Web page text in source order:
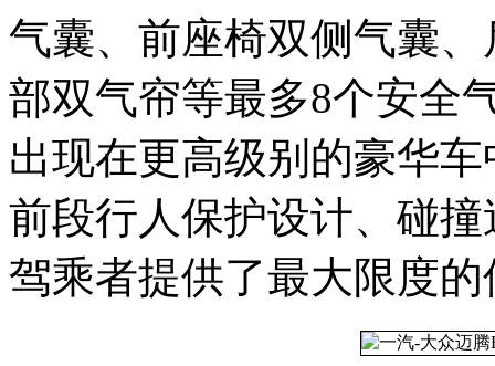
气囊、前座椅双侧气囊
部双气帘等最多8个安全
出现在更高级别的豪华
前段行人保护设计、碰
驾乘者提供了最大限度的